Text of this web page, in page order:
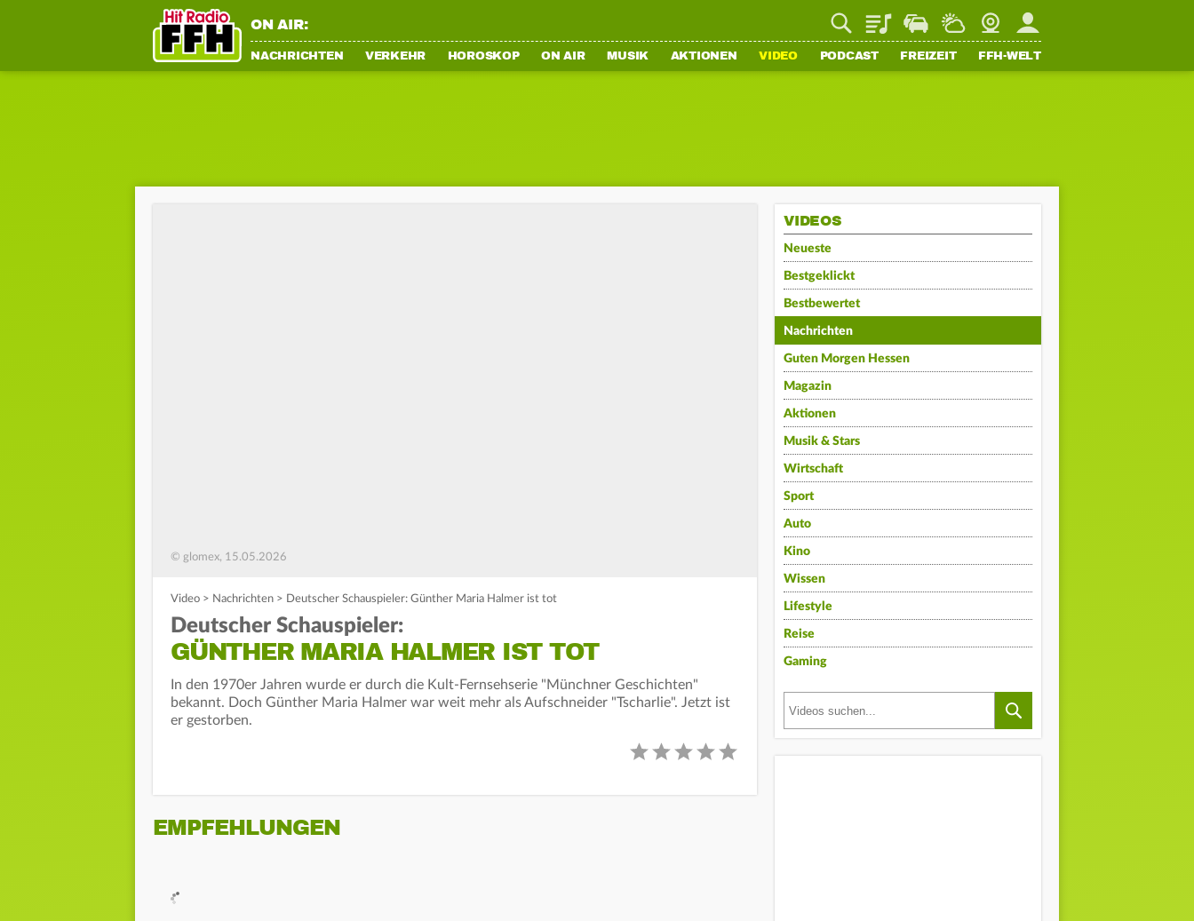
ON AIR: PlaylistStaupilotWetterWebcamMein FFH
NACHRICHTEN VERKEHR HOROSKOP ON AIR MUSIK AKTIONEN VIDEO PODCAST FREIZEIT FFH-WELT
© glomex, 15.05.2026
Video > Nachrichten > Deutscher Schauspieler: Günther Maria Halmer ist tot
Deutscher Schauspieler:
GÜNTHER MARIA HALMER IST TOT
In den 1970er Jahren wurde er durch die Kult-Fernsehserie "Münchner Geschichten"
bekannt. Doch Günther Maria Halmer war weit mehr als Aufschneider "Tscharlie". Jetzt ist
er gestorben.
EMPFEHLUNGEN
VIDEOS
Neueste
Bestgeklickt
Bestbewertet
Nachrichten
Guten Morgen Hessen
Magazin
Aktionen
Musik & Stars
Wirtschaft
Sport
Auto
Kino
Wissen
Lifestyle
Reise
Gaming